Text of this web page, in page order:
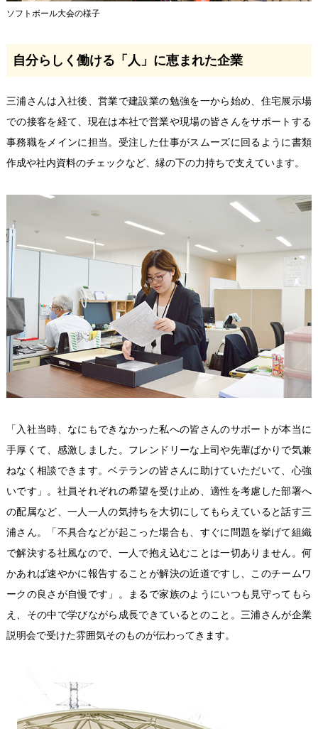
ソフトボール大会の様子
自分らしく働ける「人」に恵まれた企業
三浦さんは入社後、営業で建設業の勉強を一から始め、住宅展示場
での接客を経て、現在は本社で営業や現場の皆さんをサポートする
事務職をメインに担当。受注した仕事がスムーズに回るように書類
作成や社内資料のチェックなど、縁の下の力持ちで支えています。
「入社当時、なにもできなかった私への皆さんのサポートが本当に
手厚くて、感激しました。フレンドリーな上司や先輩ばかりで気兼
ねなく相談できます。ベテランの皆さんに助けていただいて、心強
いです」。社員それぞれの希望を受け止め、適性を考慮した部署へ
の配属など、一人一人の気持ちを大切にしてもらえていると話す三
浦さん。「不具合などが起こった場合も、すぐに問題を挙げて組織
で解決する社風なので、一人で抱え込むことは一切ありません。何
かあれば速やかに報告することが解決の近道ですし、このチームワ
ークの良さが自慢です」。まるで家族のようにいつも見守ってもら
え、その中で学びながら成長できているとのこと。三浦さんが企業
説明会で受けた雰囲気そのものが伝わってきます。